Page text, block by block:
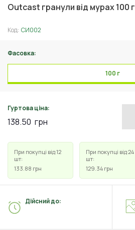
Outcast гранули від мурах 100 г
Код: СИ002
Фасовка:
100 г
Гуртова ціна:
138.50 грн
При покупці від 12
шт:
133.88 грн
При покупці від 24
шт:
129.34 грн
Дійсний до: